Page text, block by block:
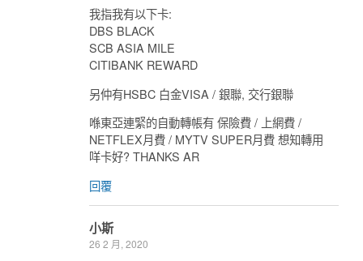
我指我有以下卡:
DBS BLACK
SCB ASIA MILE
CITIBANK REWARD
另仲有HSBC 白金VISA / 銀聯, 交行銀聯
喺東亞連緊的自動轉帳有 保險費 / 上網費 /
NETFLEX月費 / MYTV SUPER月費 想知轉用
咩卡好? THANKS AR
回覆
小斯
26 2 月, 2020